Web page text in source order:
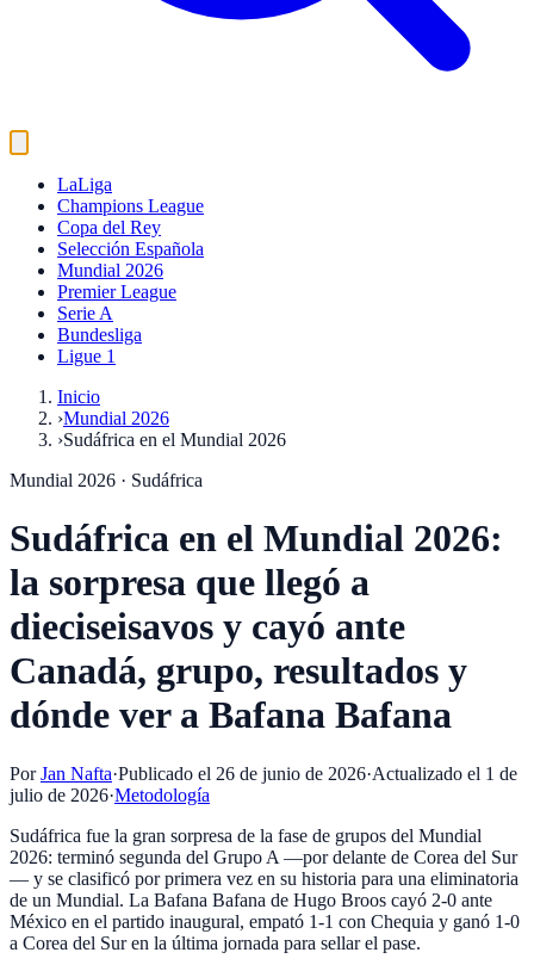
LaLiga
Champions League
Copa del Rey
Selección Española
Mundial 2026
Premier League
Serie A
Bundesliga
Ligue 1
Inicio
›Mundial 2026
›Sudáfrica en el Mundial 2026
Mundial 2026 · Sudáfrica
Sudáfrica en el Mundial 2026:
la sorpresa que llegó a
dieciseisavos y cayó ante
Canadá, grupo, resultados y
dónde ver a Bafana Bafana
Por Jan Nafta·Publicado el 26 de junio de 2026·Actualizado el 1 de
julio de 2026·Metodología
Sudáfrica fue la gran sorpresa de la fase de grupos del Mundial
2026: terminó segunda del Grupo A —por delante de Corea del Sur
— y se clasificó por primera vez en su historia para una eliminatoria
de un Mundial. La Bafana Bafana de Hugo Broos cayó 2-0 ante
México en el partido inaugural, empató 1-1 con Chequia y ganó 1-0
a Corea del Sur en la última jornada para sellar el pase.